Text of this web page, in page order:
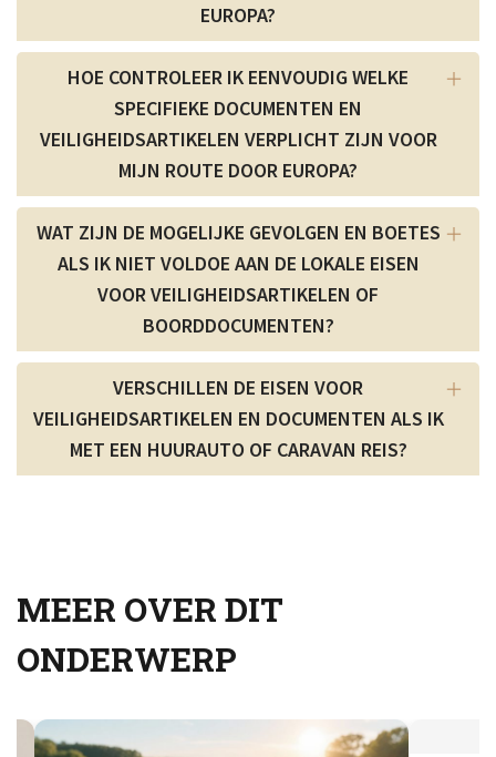
EUROPA?
HOE CONTROLEER IK EENVOUDIG WELKE
SPECIFIEKE DOCUMENTEN EN
VEILIGHEIDSARTIKELEN VERPLICHT ZIJN VOOR
MIJN ROUTE DOOR EUROPA?
WAT ZIJN DE MOGELIJKE GEVOLGEN EN BOETES
ALS IK NIET VOLDOE AAN DE LOKALE EISEN
VOOR VEILIGHEIDSARTIKELEN OF
BOORDDOCUMENTEN?
VERSCHILLEN DE EISEN VOOR
VEILIGHEIDSARTIKELEN EN DOCUMENTEN ALS IK
MET EEN HUURAUTO OF CARAVAN REIS?
MEER OVER DIT
ONDERWERP